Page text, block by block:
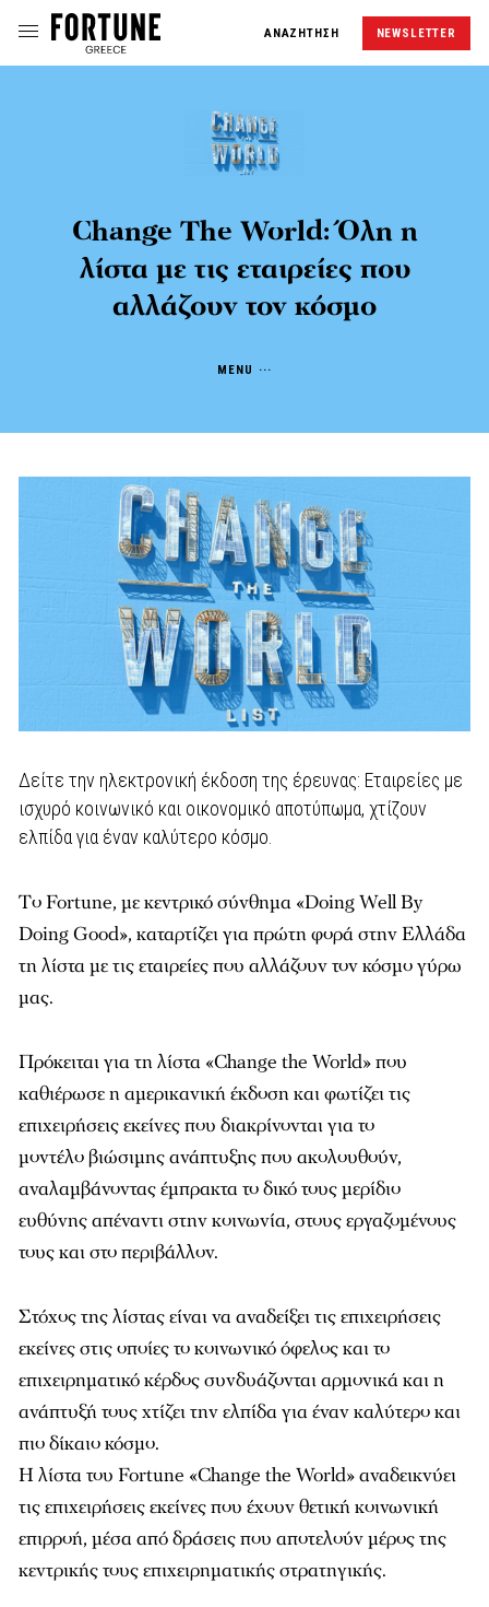
ΑΝΑΖΗΤΗΣΗ NEWSLETTER
Change The World: Όλη η
λίστα με τις εταιρείες που
αλλάζουν τον κόσμο
Δείτε την ηλεκτρονική έκδοση της έρευνας: Eταιρείες με
ισχυρό κοινωνικό και οικονομικό αποτύπωμα, χτίζουν
ελπίδα για έναν καλύτερο κόσμο.
Tο Fortune, με κεντρικό σύνθημα «Doing Well By
Doing Good», καταρτίζει για πρώτη φορά στην Ελλάδα
τη λίστα με τις εταιρείες που αλλάζουν τον κόσμο γύρω
μας.
Πρόκειται για τη λίστα «Change the World» που
καθιέρωσε η αμερικανική έκδοση και φωτίζει τις
επιχειρήσεις εκείνες που διακρίνονται για το
μοντέλο βιώσιμης ανάπτυξης που ακολουθούν,
αναλαμβάνοντας έμπρακτα το δικό τους μερίδιο
ευθύνης απέναντι στην κοινωνία, στους εργαζομένους
τους και στο περιβάλλον.
Στόχος της λίστας είναι να αναδείξει τις επιχειρήσεις
εκείνες στις οποίες το κοινωνικό όφελος και το
επιχειρηματικό κέρδος συνδυάζονται αρμονικά και η
ανάπτυξή τους χτίζει την ελπίδα για έναν καλύτερο και
πιο δίκαιο κόσμο.
Η λίστα του Fortune «Change the World» αναδεικνύει
τις επιχειρήσεις εκείνες που έχουν θετική κοινωνική
επιρροή, μέσα από δράσεις που αποτελούν μέρος της
κεντρικής τους επιχειρηματικής στρατηγικής.